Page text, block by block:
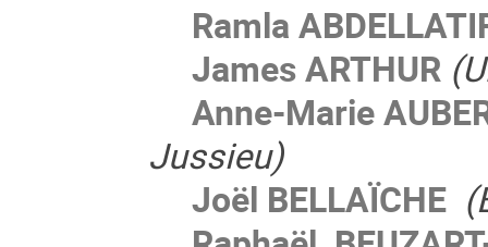
Ramla
James ARTHUR
Anne-Marie
Jussieu)
Joël BELLAÏCHE